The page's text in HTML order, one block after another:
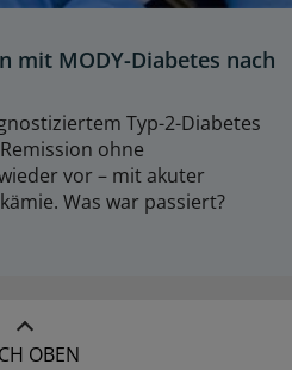
mit MODY-Diabetes nach
Typ-2-Diabetes
ohne
vor – mit akuter
Was war passiert?
OBEN